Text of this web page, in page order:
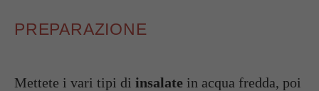
PREPARAZIONE
Mettete i vari tipi di insalate in acqua fredda, poi